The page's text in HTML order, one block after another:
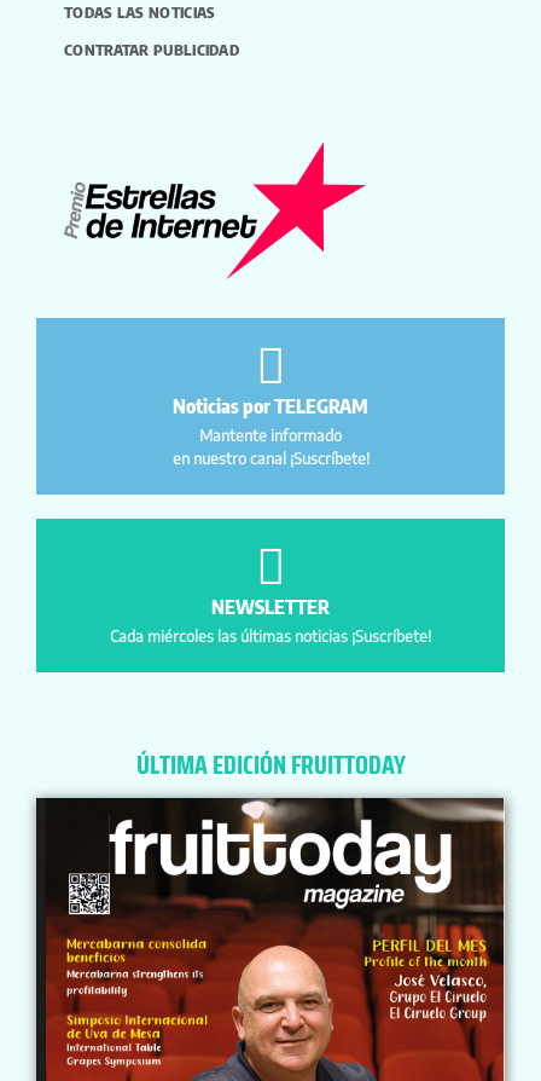
TODAS LAS NOTICIAS
CONTRATAR PUBLICIDAD
Noticias por TELEGRAM
Mantente informado
en nuestro canal ¡Suscríbete!
NEWSLETTER
Cada miércoles las últimas noticias ¡Suscríbete!
ÚLTIMA EDICIÓN FRUITTODAY